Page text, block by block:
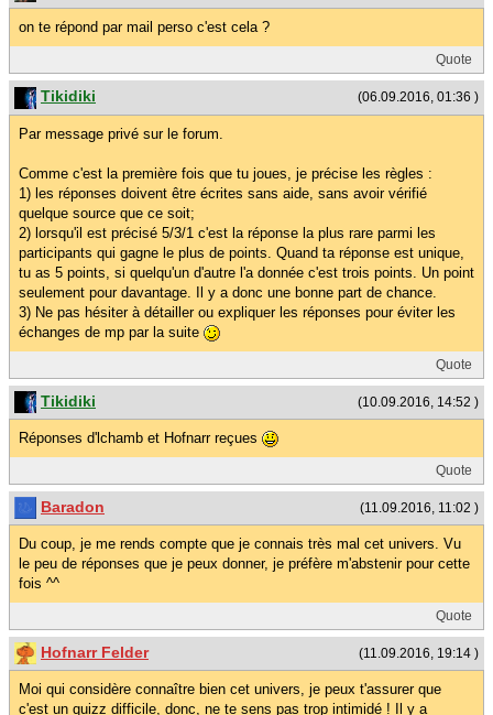
on te répond par mail perso c'est cela ?
Quote
(06.09.2016, 01:36 )
Tikidiki
Par message privé sur le forum.
Comme c'est la première fois que tu joues, je précise les règles :
1) les réponses doivent être écrites sans aide, sans avoir vérifié
quelque source que ce soit;
2) lorsqu'il est précisé 5/3/1 c'est la réponse la plus rare parmi les
participants qui gagne le plus de points. Quand ta réponse est unique,
tu as 5 points, si quelqu'un d'autre l'a donnée c'est trois points. Un point
seulement pour davantage. Il y a donc une bonne part de chance.
3) Ne pas hésiter à détailler ou expliquer les réponses pour éviter les
échanges de mp par la suite
Quote
(10.09.2016, 14:52 )
Tikidiki
Réponses d'lchamb et Hofnarr reçues
Quote
(11.09.2016, 11:02 )
Baradon
Du coup, je me rends compte que je connais très mal cet univers. Vu
le peu de réponses que je peux donner, je préfère m'abstenir pour cette
fois ^^
Quote
(11.09.2016, 19:14 )
Hofnarr Felder
Moi qui considère connaître bien cet univers, je peux t'assurer que
c'est un quizz difficile, donc, ne te sens pas trop intimidé ! Il y a